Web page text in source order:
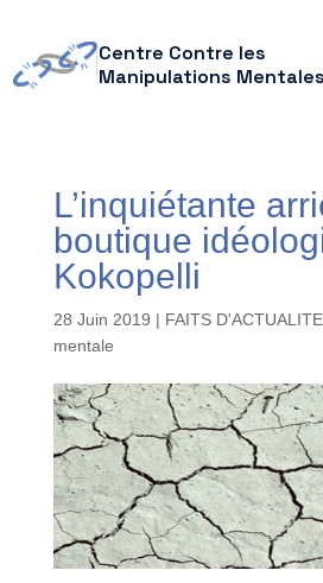
Centre Contre les
Manipulations Mentales
L’inquiétante
boutique
Kokopelli
28 Juin 2019 | FAITS D'ACTUALITE,
mentale